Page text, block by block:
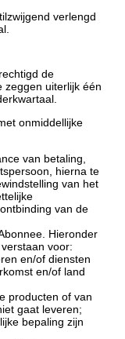
verlengd
de
zeggen uiterlijk één
onmiddellijke
van betaling,
hierna te
van het
van de
Hieronder
voor:
en/of diensten
en/of land
producten of van
gaat leveren;
bepaling zijn